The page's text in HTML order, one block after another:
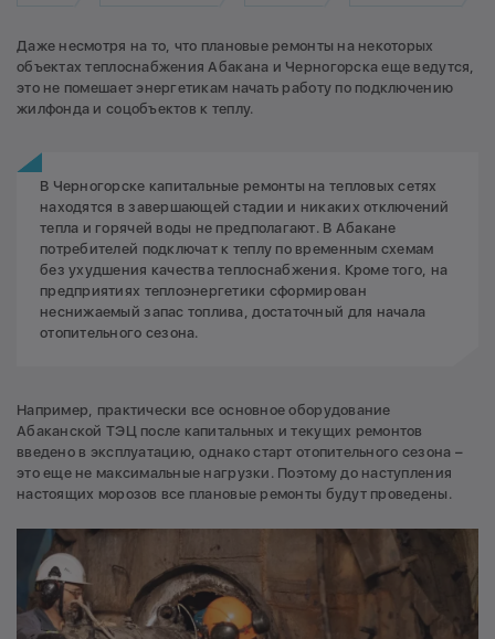
Даже несмотря на то, что плановые ремонты на некоторых
объектах теплоснабжения Абакана и Черногорска еще ведутся,
это не помешает энергетикам начать работу по подключению
жилфонда и соцобъектов к теплу.
В Черногорске капитальные ремонты на тепловых сетях
находятся в завершающей стадии и никаких отключений
тепла и горячей воды не предполагают. В Абакане
потребителей подключат к теплу по временным схемам
без ухудшения качества теплоснабжения. Кроме того, на
предприятиях теплоэнергетики сформирован
неснижаемый запас топлива, достаточный для начала
отопительного сезона.
Например, практически все основное оборудование
Абаканской ТЭЦ после капитальных и текущих ремонтов
введено в эксплуатацию, однако старт отопительного сезона –
это еще не максимальные нагрузки. Поэтому до наступления
настоящих морозов все плановые ремонты будут проведены.